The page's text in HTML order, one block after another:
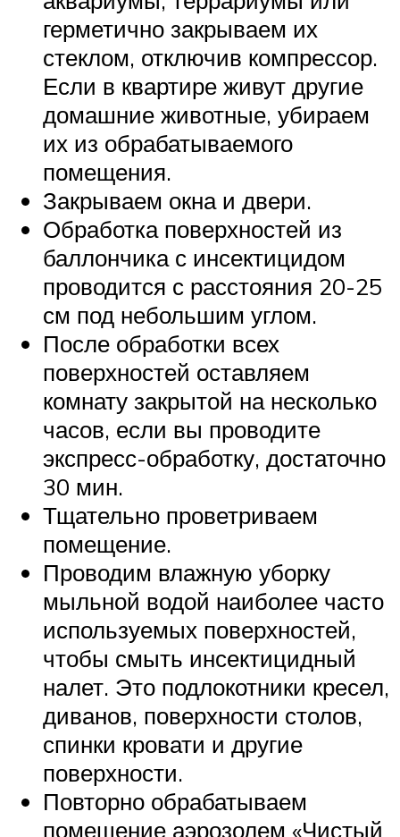
герметично закрываем их
стеклом, отключив компрессор.
Если в квартире живут другие
домашние животные, убираем
их из обрабатываемого
помещения.
Закрываем окна и двери.
Обработка поверхностей из
баллончика с инсектицидом
проводится с расстояния 20-25
см под небольшим углом.
После обработки всех
поверхностей оставляем
комнату закрытой на несколько
часов, если вы проводите
экспресс-обработку, достаточно
30 мин.
Тщательно проветриваем
помещение.
Проводим влажную уборку
мыльной водой наиболее часто
используемых поверхностей,
чтобы смыть инсектицидный
налет. Это подлокотники кресел,
диванов, поверхности столов,
спинки кровати и другие
поверхности.
Повторно обрабатываем
помещение аэрозолем «Чистый